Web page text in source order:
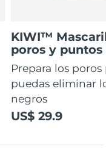
KIWI™
poros y puntos
Prepara los
puedas eliminar
negros
US$ 29.9